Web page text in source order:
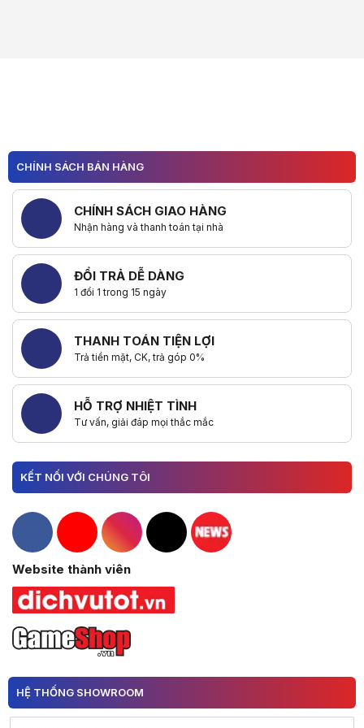
CHÍNH SÁCH BÁN HÀNG
CHÍNH SÁCH GIAO HÀNG
Nhận hàng và thanh toán tại nhà
ĐỔI TRẢ DỄ DÀNG
1 đổi 1 trong 15 ngày
THANH TOÁN TIỆN LỢI
Trả tiền mặt, CK, trả góp 0%
HỖ TRỢ NHIỆT TÌNH
Tư vấn, giải đáp mọi thắc mắc
KẾT NỐI VỚI CHÚNG TÔI
Hacom Facebook
Hacom YouTube
Hacom Instagram
Hacom TikTok
Website thành viên
HỆ THỐNG SHOWROOM